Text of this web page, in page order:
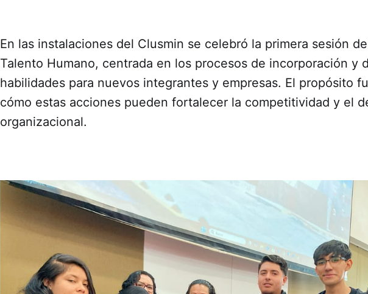
En las instalaciones del Clusmin se celebró la primera sesión
Talento Humano, centrada en los procesos de incorporación y
habilidades para nuevos integrantes y empresas. El propósito
cómo estas acciones pueden fortalecer la competitividad y el
organizacional.